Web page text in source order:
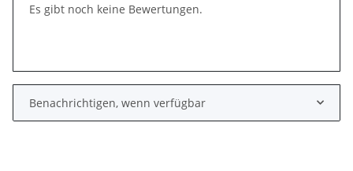
Es gibt noch keine Bewertungen.
Benachrichtigen, wenn verfügbar